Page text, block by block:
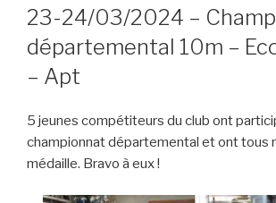
LE
23-24/03/2024 –
départemental 10m –
– Apt
5 jeunes compétiteurs du club ont
championnat départemental et ont tous
médaille. Bravo à eux !